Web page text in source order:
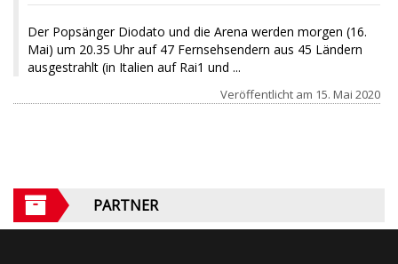
Der Popsänger Diodato und die Arena werden morgen (16.
Mai) um 20.35 Uhr auf 47 Fernsehsendern aus 45 Ländern
ausgestrahlt (in Italien auf Rai1 und ...
Veröffentlicht am 15. Mai 2020
PARTNER